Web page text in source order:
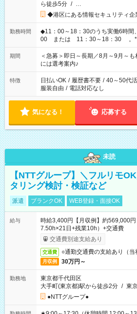
ら徒歩5分 / …
◆港区にある情報セキュリティ企
勤務時間
◆11：00～18：30のうち実働6時間
00 または 11：30～18：30 。*。ブランクOK！。*。 例え
ば前職が、 在宅/財団法人/事務/コー
スタッフ スイーツ販売/ホテルフロ
業界から入社して活躍されています♪
期間
＜急募＞即日～長期／8月～9月～
には選考案内♪
特徴 日払いOK / 履歴書不要 / 40～50代
服装自由 / 電話対応なし
気になる！ 応募する
未読
【NTTグループ】＼フルリモ
タリング検討・検証など
派遣 ブランクOK WEB登録・面接OK
給与
時給3,400円【月収例】約569,000
7.50h×21日+残業10h）+交通費
交通費別途支給あり
交通費 ○通勤交通費の支給あり（当
月収例 30万円～
勤務地
東京都千代田区
大手町(東京都)駅から徒歩2分 / 東
●NTTグループ●